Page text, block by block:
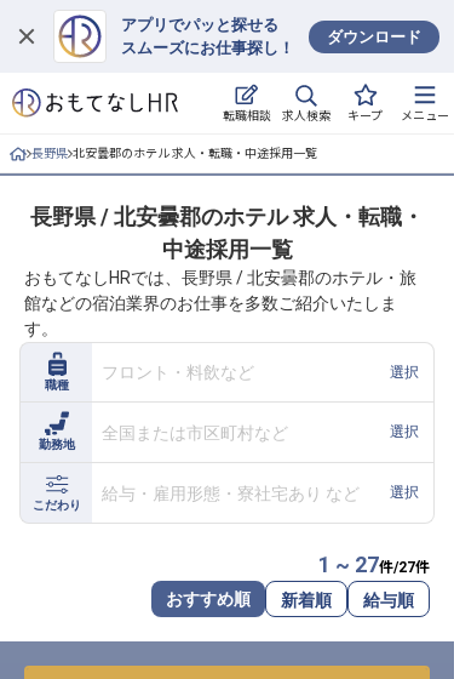
アプリでパッと探せる
スムーズにお仕事探し！
ダウンロード
転職相談 求人検索 キープ メニュー
ログイン
求人・施設を探す
就職・転職 合同説明会
おもてなしHRについて
ご利用の流れ
よくある質問
ホテル・宿泊業界情報コラム
転職サポートに申し込む
採用をお考えの企業様へ
長野県 北安曇郡のホテル 求人・転職・中途採用一覧
長野県 / 北安曇郡のホテル 求人・転職・
中途採用一覧
おもてなしHRでは、長野県 / 北安曇郡のホテル・旅
館などの宿泊業界のお仕事を多数ご紹介いたしま
す。
職種
フロント・料飲など 選択
勤務地
全国または市区町村など 選択
こだわり
給与・雇用形態・寮社宅あり など 選択
1 ~ 27件/27件
おすすめ順 新着順 給与順